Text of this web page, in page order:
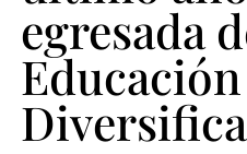
de
la
Educación
Diversificada?
egresada
Educación